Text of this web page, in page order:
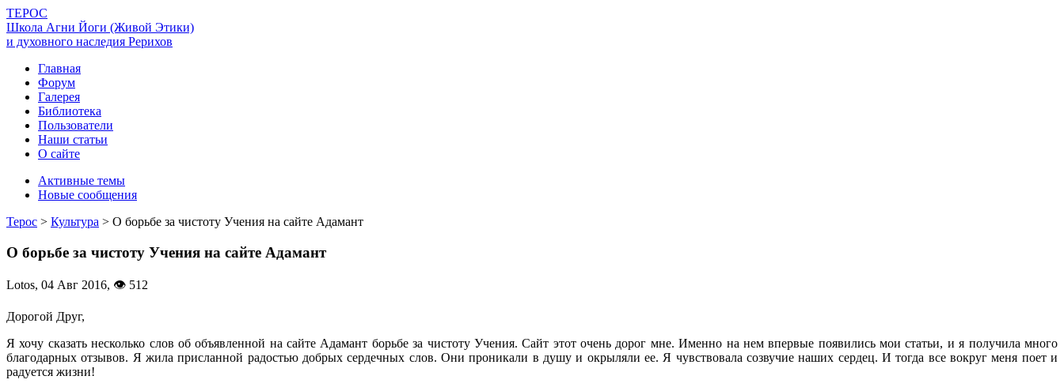
ТЕРОС
Школа Агни Йоги (Живой Этики)
и духовного наследия Рерихов
Главная
Форум
Галерея
Библиотека
Пользователи
Наши статьи
О сайте
Активные темы
Новые сообщения
Терос > Культура > О борьбе за чистоту Учения на сайте Адамант
О борьбе за чистоту Учения на сайте Адамант
Lotos, 04 Авг 2016, 👁 512
Дорогой Друг,
Я хочу сказать несколько слов об объявленной на сайте Адамант борьбе за чистоту Учения. Сайт этот очень дорог мне. Именно на нем впервые появились мои статьи, и я получила много
благодарных отзывов. Я жила присланной радостью добрых сердечных слов. Они проникали в душу и окрыляли ее. Я чувствовала созвучие наших сердец. И тогда все вокруг меня поет и
радуется жизни!